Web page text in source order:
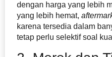
dengan harga yang lebih
yang lebih hemat,
karena tersedia dalam
tetap perlu selektif soal